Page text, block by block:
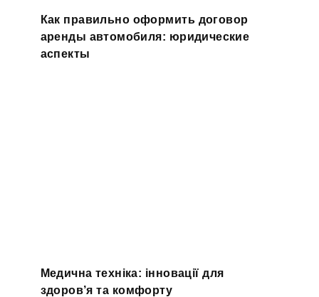
Как правильно оформить договор
аренды автомобиля: юридические
аспекты
Медична техніка: інновації для
здоров’я та комфорту